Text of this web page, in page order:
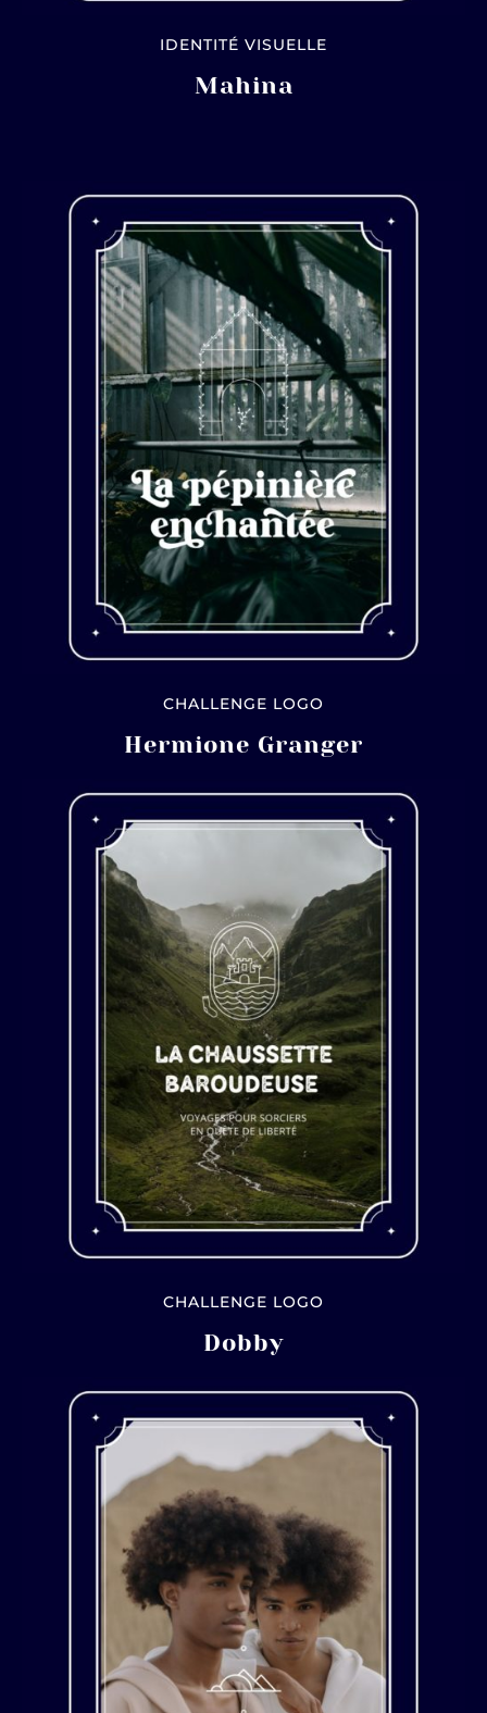
IDENTITÉ VISUELLE
Mahina
CHALLENGE LOGO
Hermione Granger
CHALLENGE LOGO
Dobby